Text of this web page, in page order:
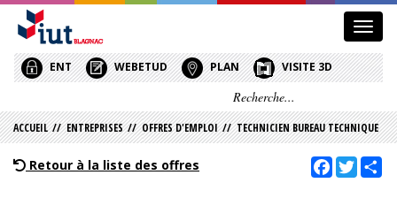
le
menu
ENT WEBETUD PLAN VISITE 3D
ACCUEIL // ENTREPRISES // OFFRES D'EMPLOI // TECHNICIEN BUREAU TECHNIQUE
Retour à la liste des offres Facebook